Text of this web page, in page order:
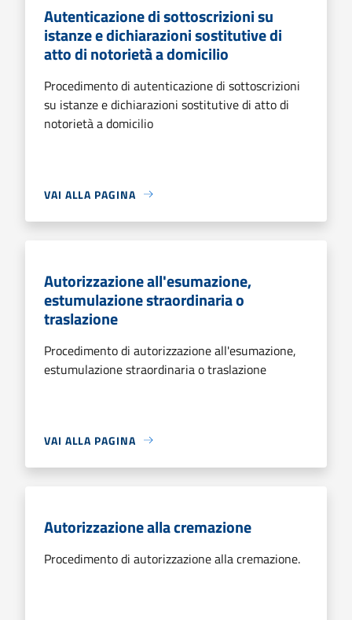
Autenticazione di sottoscrizioni su
istanze e dichiarazioni sostitutive di
atto di notorietà a domicilio
Procedimento di autenticazione di sottoscrizioni
su istanze e dichiarazioni sostitutive di atto di
notorietà a domicilio
VAI ALLA PAGINA
Autorizzazione all'esumazione,
estumulazione straordinaria o
traslazione
Procedimento di autorizzazione all'esumazione,
estumulazione straordinaria o traslazione
VAI ALLA PAGINA
Autorizzazione alla cremazione
Procedimento di autorizzazione alla cremazione.